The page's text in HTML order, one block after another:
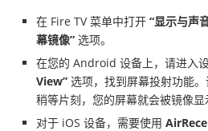
在 Fire TV 菜单中打开 “显示与声
幕镜像” 选项。
在您的 Android 设备上，请进入
View” 选项，找到屏幕投射功能
稍等片刻，您的屏幕就会被镜像显
对于 iOS 设备，需要使用